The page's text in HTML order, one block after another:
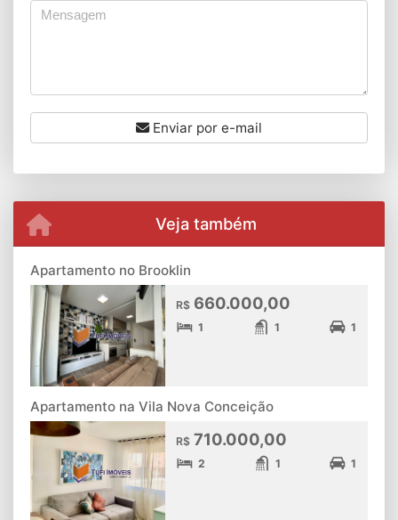
Enviar por e-mail
Veja também
Apartamento no Brooklin
R$ 660.000,00
1 1 1
Apartamento na Vila Nova Conceição
R$ 710.000,00
2 1 1